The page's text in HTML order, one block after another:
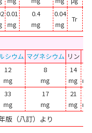
0.01
mg
0.4
mg
0.04
mg
Tr
シウム マグネシウム リン
12
mg
8
mg
14
mg
0.6
mg
33
mg
17
mg
21
mg
1.1
mg
版（八訂）より